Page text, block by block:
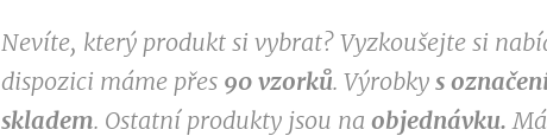
Nevíte, který produkt si vybrat? Vyzkoušejte si
dispozici máme přes 90 vzorků. Výrobky s
skladem. Ostatní produkty jsou na objednávku.